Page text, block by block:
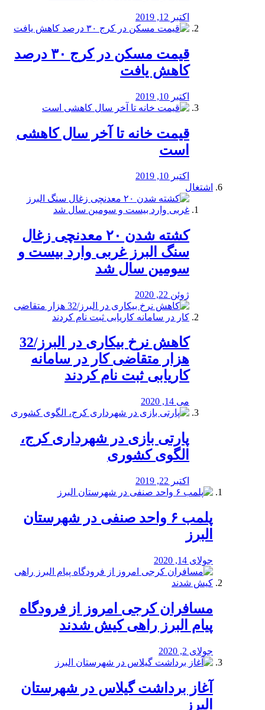
اکتبر 12, 2019
️قیمت مسکن در کرج ۳۰ درصد
کاهش یافت
اکتبر 10, 2019
قیمت خانه تا آخر سال کاهشی
است
اکتبر 10, 2019
اشتغال
کشته شدن ۲۰ معدنچی زغال
سنگ البرز غربی وارد بیست و
سومین سال شد
ژوئن 22, 2020
کاهش نرخ بیکاری در البرز/32
هزار متقاضی کار در سامانه
کاریابی ثبت نام کردند
می 14, 2020
پارتی بازی در شهرداری کرج،
الگوی کشوری
اکتبر 22, 2019
پلمب ۶ واحد صنفی در شهرستان
البرز
جولای 14, 2020
مسافران کرجی امروز از فرودگاه
پیام البرز راهی کیش شدند
جولای 2, 2020
آغاز برداشت گیلاس در شهرستان
البرز